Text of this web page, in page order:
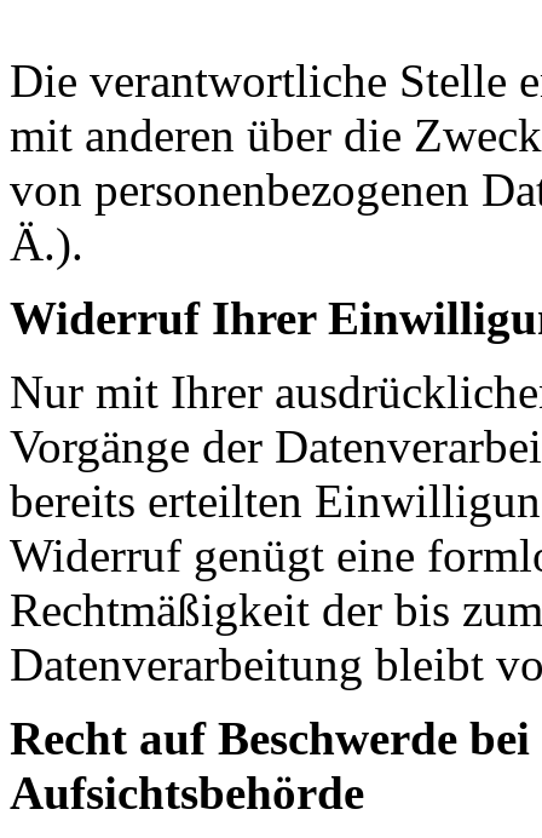
Die verantwortliche Stelle
mit anderen über die
von personenbezogenen
Ä.).
Widerruf Ihrer
Nur mit Ihrer
Vorgänge der
bereits erteilten
Widerruf genügt eine
Rechtmäßigkeit der bis
Datenverarbeitung bleibt
Recht auf Beschwerde
Aufsichtsbehörde